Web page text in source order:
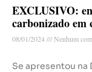
EXCLUSIVO:
carbonizado em
08/01/2024 Nenhum
Se apresentou na